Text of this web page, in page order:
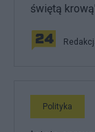
świętą
Polityka